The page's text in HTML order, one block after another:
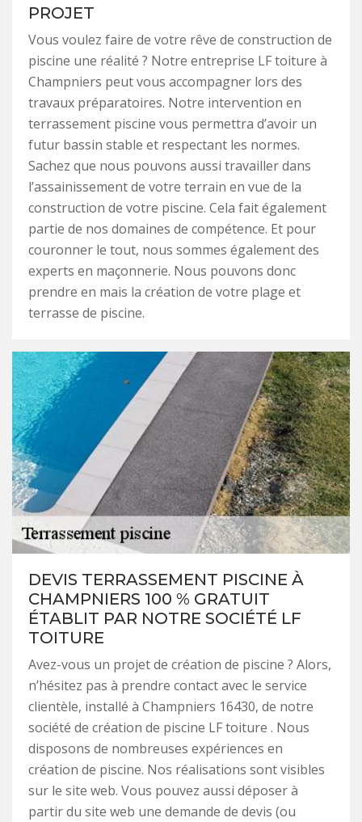
PROJET
Vous voulez faire de votre rêve de construction de
piscine une réalité ? Notre entreprise LF toiture à
Champniers peut vous accompagner lors des
travaux préparatoires. Notre intervention en
terrassement piscine vous permettra d’avoir un
futur bassin stable et respectant les normes.
Sachez que nous pouvons aussi travailler dans
l’assainissement de votre terrain en vue de la
construction de votre piscine. Cela fait également
partie de nos domaines de compétence. Et pour
couronner le tout, nous sommes également des
experts en maçonnerie. Nous pouvons donc
prendre en mais la création de votre plage et
terrasse de piscine.
DEVIS TERRASSEMENT PISCINE À
CHAMPNIERS 100 % GRATUIT
ÉTABLIT PAR NOTRE SOCIÉTÉ LF
TOITURE
Avez-vous un projet de création de piscine ? Alors,
n’hésitez pas à prendre contact avec le service
clientèle, installé à Champniers 16430, de notre
société de création de piscine LF toiture . Nous
disposons de nombreuses expériences en
création de piscine. Nos réalisations sont visibles
sur le site web. Vous pouvez aussi déposer à
partir du site web une demande de devis (ou